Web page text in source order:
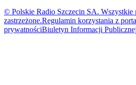
© Polskie Radio Szczecin SA. Wszystkie
zastrzeżone.Regulamin korzystania z
prywatnościBiuletyn Informacji Publicznej